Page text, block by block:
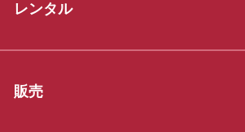
した！
2026.05.23
レンタル
販売